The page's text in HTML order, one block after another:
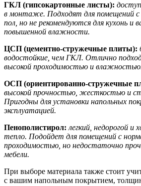
ГКЛ (гипсокартонные листы):
в монтаже. Подходят для помещений с
пол, но не рекомендуются для кухонь и
повышенной влажности.
ЦСП (цементно-стружечные плиты):
водостойкие, чем ГКЛ. Отлично
высокой проходимостью и
ОСП (ориентированно-стружечные
высокой прочностью, жесткостью и
Пригодны для установки напольных
эксплуатацией.
Пенополистирол: легкий, недорогой и
тепло. Подойдет для помещений с
проходимостью, но недостаточно
мебели.
При выборе материала также стоит
с вашим напольным покрытием,